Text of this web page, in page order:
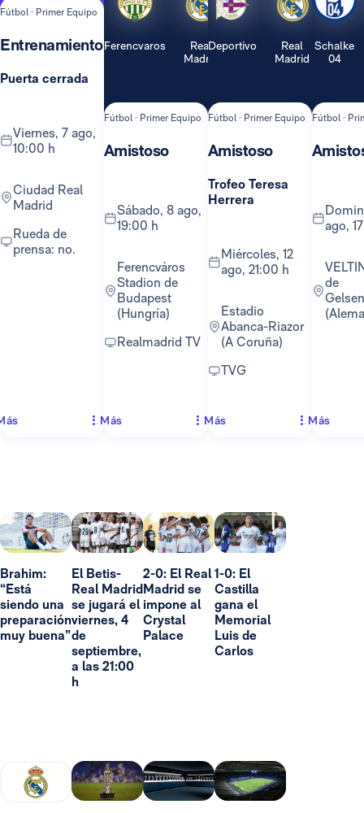
Fútbol · Primer Equipo
Entrenamiento
Puerta cerrada
viernes, 7 ago,
10:00 h
Ciudad Real
Madrid
Rueda de
prensa: no.
Ferencvaros
Real
Madrid
Fútbol · Primer Equipo
Amistoso
sábado, 8 ago,
19:00 h
Ferencváros
Stadion de
Budapest
(Hungría)
Realmadrid TV
Más
Deportivo
Real
Madrid
Fútbol · Primer Equipo
Amistoso
Trofeo Teresa
Herrera
miércoles, 12
ago, 21:00 h
Estadio
Abanca-Riazor
(A Coruña)
TVG
Más
Schalke
04
Fútbol ·
domingo, 16
ago,
VELTINS-Arena
de
Más
Brahim:
“Está
siendo una
preparación
muy buena”
El Betis-
Real Madrid
se jugará el
viernes, 4
de
septiembre,
a las 21:00
h
2-0: El Real
Madrid se
impone al
Crystal
Palace
1-0: El
Castilla
gana el
Memorial
Luis de
Carlos